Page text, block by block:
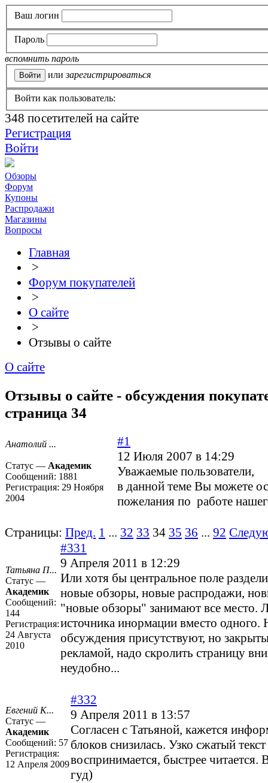
Ваш логин
Пароль
вспомнить пароль
или зарегистрироваться
Войти как пользователь:
348 посетителей на сайте
Регистрация
Войти
Обзоры
Форум
Купоны
Распродажи
Магазины
Вопросы
Главная
>
Форум покупателей
>
О сайте
>
Отзывы о сайте
О сайте
Отзывы о сайте - обсуждения
страница 34
Анатолий ...
Статус — Академик
Сообщений: 1881
Регистрация: 29 Ноября
2004
#1
12 Июля 2007 в 14:29
Уважаемые пользователи,
в данной теме Вы можете
пожелания по работе
Страницы: Пред. 1 ... 32 33 34 35 36 ... 92
Татьяна П...
Статус —
Академик
Сообщений:
144
Регистрация:
24 Августа
2010
#331
9 Апреля 2011 в 12:29
Или хотя бы центральное поле
новые обзоры, новые распродажи,
"новые обзоры" занимают все место.
источника инормации вместо одного.
обсуждения присутствуют, но
рекламой, надо скролить страницу
неудобно...
Евгений К...
Статус —
Академик
Сообщений: 57
Регистрация:
12 Апреля 2009
#332
9 Апреля 2011 в 13:57
Согласен с Татьяной, кажется
блоков снизилась. Узко сжатый
воспринимается, быстрее читается.
гуд)